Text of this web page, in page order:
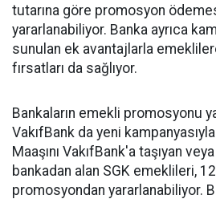
tutarına göre promosyon
yararlanabiliyor. Banka ayrıca
sunulan ek avantajlarla
fırsatları da sağlıyor.
Bankaların emekli promosyonu
VakıfBank da yeni
Maaşını VakıfBank'a taşıyan
bankadan alan SGK emeklileri,
promosyondan yararlanabiliyor.